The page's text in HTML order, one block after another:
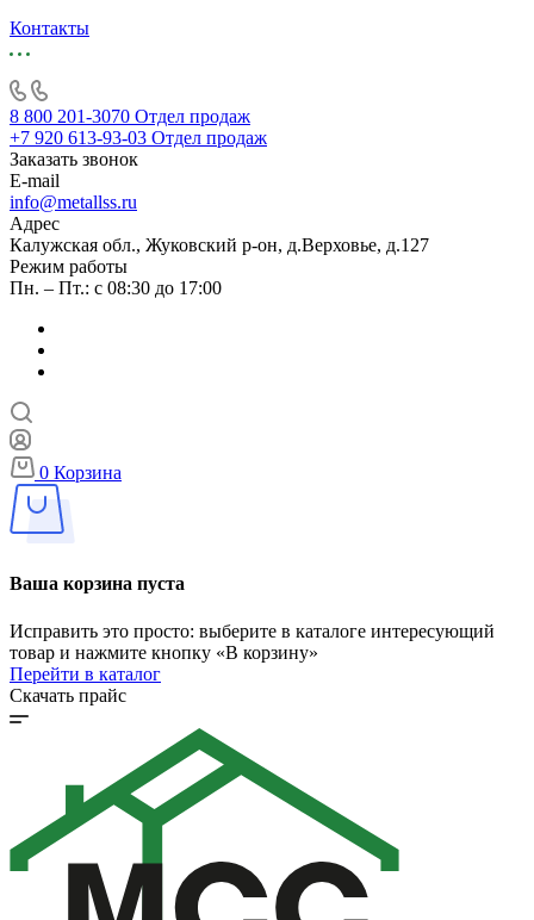
Контакты
8 800 201-3070 Отдел продаж
+7 920 613-93-03 Отдел продаж
Заказать звонок
E-mail
info@metallss.ru
Адрес
Калужская обл., Жуковский р-он, д.Верховье, д.127
Режим работы
Пн. – Пт.: с 08:30 до 17:00
0 Корзина
Ваша корзина пуста
Исправить это просто: выберите в каталоге интересующий
товар и нажмите кнопку «В корзину»
Перейти в каталог
Скачать прайс